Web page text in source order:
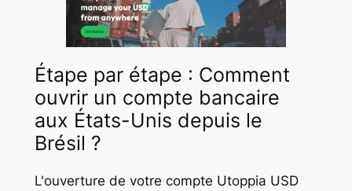
Étape par étape : Comment
ouvrir un compte bancaire
aux États-Unis depuis le
Brésil ?
L'ouverture de votre compte Utoppia USD